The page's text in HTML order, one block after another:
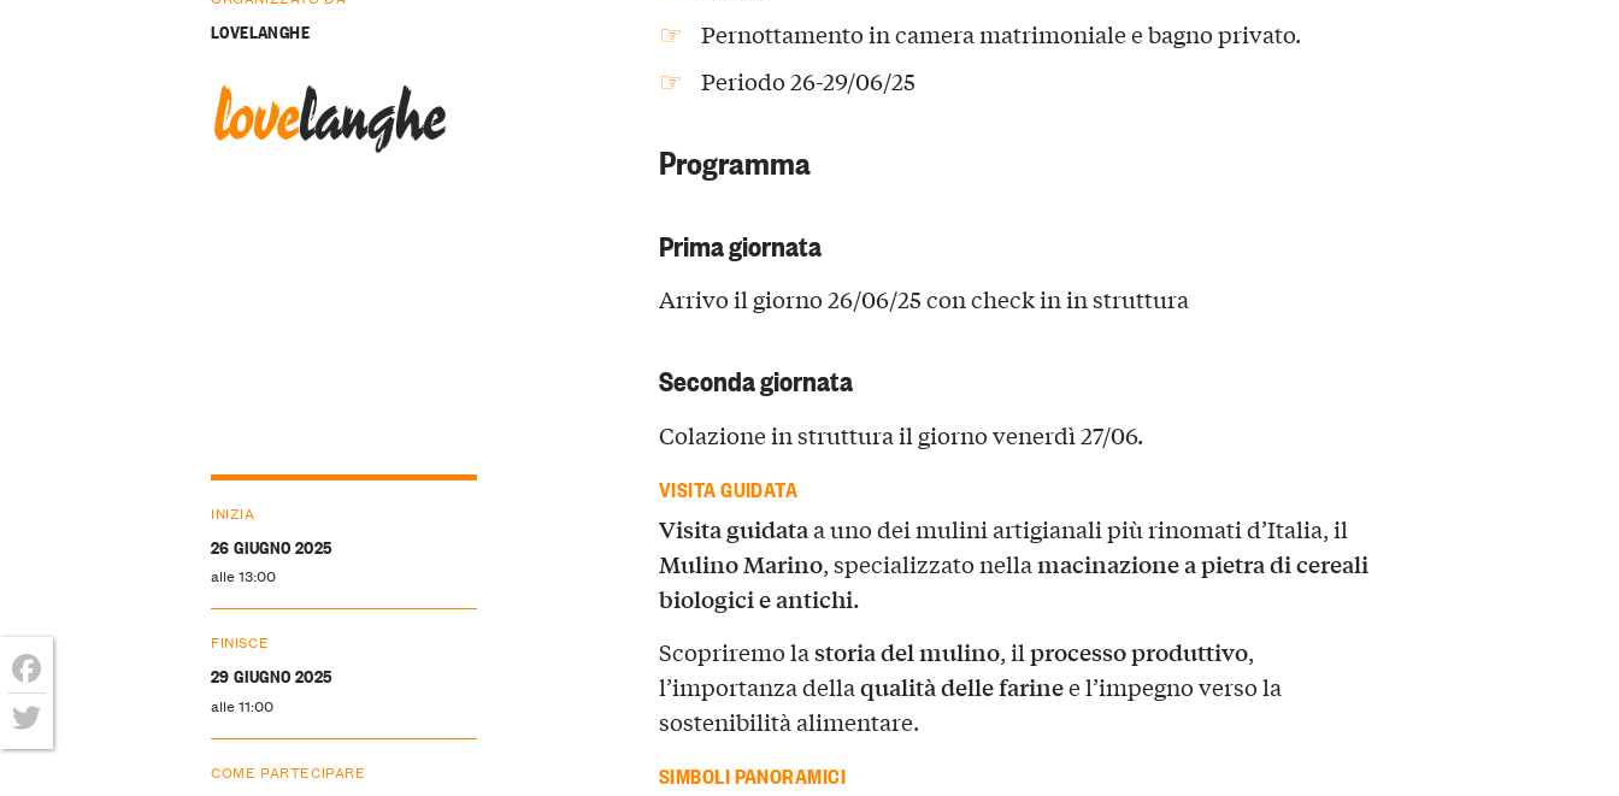
Pernottamento in camera matrimoniale e bagno privato.
Periodo 26-29/06/25
Programma
Prima giornata
Arrivo il giorno 26/06/25 con check in in struttura
Seconda giornata
Colazione in struttura il giorno venerdì 27/06.
VISITA GUIDATA
Visita guidataa uno dei mulini artigianali più rinomati d’Italia, il
Mulino Marino, specializzato nellamacinazione a pietra di cereali
biologici e antichi.
Scopriremo lastoria del mulino, ilprocesso produttivo,
l’importanza dellaqualità delle farinee l’impegno verso la
sostenibilità alimentare.
SIMBOLI PANORAMICI
LOVELANGHE
INIZIA
26 GIUGNO 2025
alle 13:00
FINISCE
29 GIUGNO 2025
alle 11:00
COME PARTECIPARE
Facebook
Twitter